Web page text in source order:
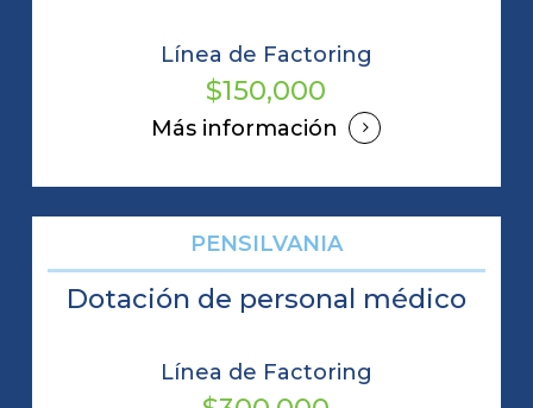
Línea de Factoring
$150,000
Más información
PENSILVANIA
Dotación de personal médico
Línea de Factoring